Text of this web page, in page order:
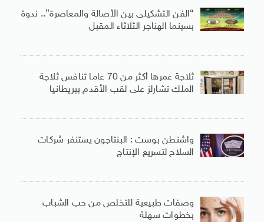
“الفن التشكيلى بين الأصالة والمعاصرة”.. ندوة
بسينما الهناجر الثلاثاء المقبل
ثلاجة عمرها أكثر من 70 عاما تنافس ثلاجة
الملك تشارلز على لقب الأقدم ببريطانيا
واشنطن بوست : البنتاجون يستنفر شركات
السلاح لتسريع الإنتاج
وصفات طبيعية للتخلص من حب الشباب
بخطوات سهلة